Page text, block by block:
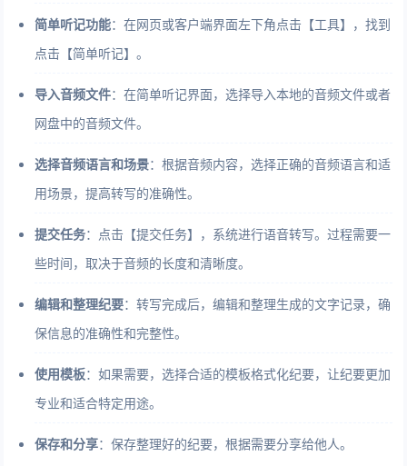
简单听记功能：在网页或客户端界面左下角点击【工具】，找到
点击【简单听记】。
导入音频文件：在简单听记界面，选择导入本地的音频文件或者
网盘中的音频文件。
选择音频语言和场景：根据音频内容，选择正确的音频语言和适
用场景，提高转写的准确性。
提交任务：点击【提交任务】，系统进行语音转写。过程需要一
些时间，取决于音频的长度和清晰度。
编辑和整理纪要：转写完成后，编辑和整理生成的文字记录，确
保信息的准确性和完整性。
使用模板：如果需要，选择合适的模板格式化纪要，让纪要更加
专业和适合特定用途。
保存和分享：保存整理好的纪要，根据需要分享给他人。